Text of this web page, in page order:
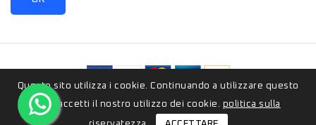
Questo sito utilizza i cookie. Continuando a utilizzare questo
sito, accetti il ​​nostro utilizzo dei cookie. politica sulla
© 2026 - ZeroSedici.eu è un marchio appartenete al gruppo
Italyon Srls. Tutti i diritti riservati.